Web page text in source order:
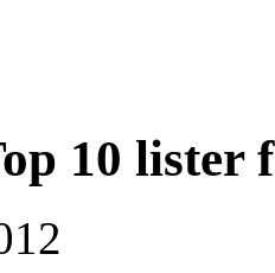
10 lister